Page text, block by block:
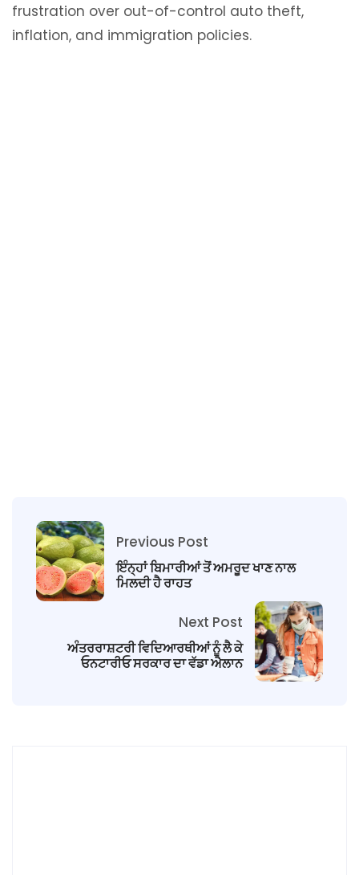
frustration over out-of-control auto theft,
inflation, and immigration policies.
Previous Post
ਇੰਨ੍ਹਾਂ ਬਿਮਾਰੀਆਂ ਤੋਂ ਅਮਰੂਦ ਖਾਣ ਨਾਲ
ਮਿਲਦੀ ਹੈ ਰਾਹਤ
Next Post
ਅੰਤਰਰਾਸ਼ਟਰੀ ਵਿਦਿਆਰਥੀਆਂ ਨੂੰ ਲੈ ਕੇ
ਓਨਟਾਰੀਓ ਸਰਕਾਰ ਦਾ ਵੱਡਾ ਐਲਾਨ